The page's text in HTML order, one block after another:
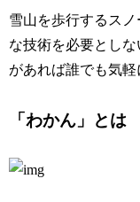
雪山を歩行するス
な技術を必要とし
があれば誰でも気軽
「わかん」とは